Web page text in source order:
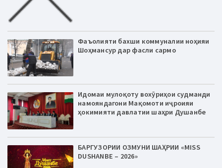
Фаъолияти бахши коммуналии ноҳияи
Шоҳмансур дар фасли сармо
Идомаи мулоқоту вохӯриҳои судманди
намояндагони Мақомоти иҷроияи
ҳокимияти давлатии шаҳри Душанбе
БАРГУЗОРИИ ОЗМУНИ ШАҲРИИ «MISS
DUSHANBE – 2026»